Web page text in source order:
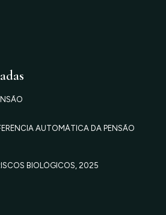
AUTOMÁTICA DA PENSÃO
BIOLÓGICOS, 2025